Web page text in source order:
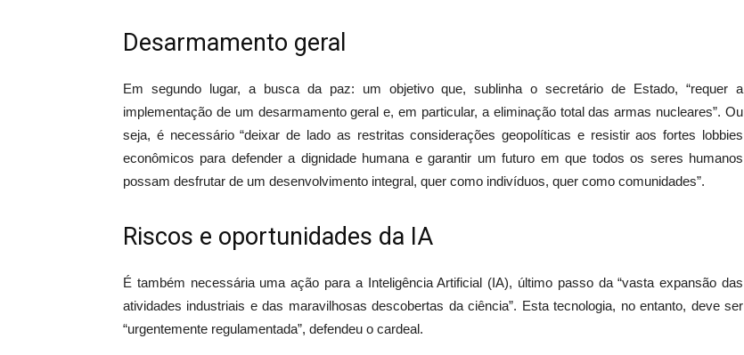
Desarmamento geral
Em segundo lugar, a busca da paz: um objetivo que, sublinha o secretário de Estado, “requer a
implementação de um desarmamento geral e, em particular, a eliminação total das armas nucleares”. Ou
seja, é necessário “deixar de lado as restritas considerações geopolíticas e resistir aos fortes lobbies
econômicos para defender a dignidade humana e garantir um futuro em que todos os seres humanos
possam desfrutar de um desenvolvimento integral, quer como indivíduos, quer como comunidades”.
Riscos e oportunidades da IA
É também necessária uma ação para a Inteligência Artificial (IA), último passo da “vasta expansão das
atividades industriais e das maravilhosas descobertas da ciência”. Esta tecnologia, no entanto, deve ser
“urgentemente regulamentada”, defendeu o cardeal.